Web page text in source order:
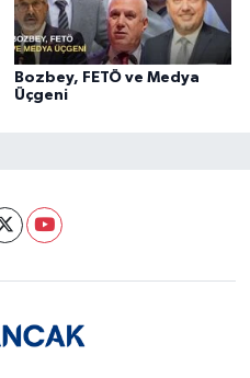
Bozbey, FETÖ ve Medya
Üçgeni